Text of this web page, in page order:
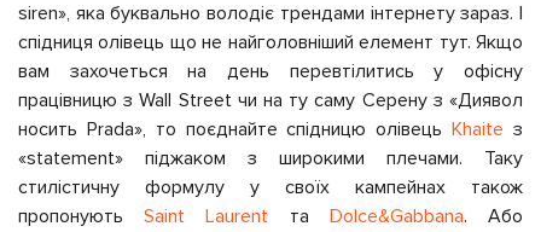
siren», яка буквально володіє трендами інтернету зараз. І
спідниця олівець що не найголовніший елемент тут. Якщо
вам захочеться на день перевтілитись у офісну
працівницю з Wall Street чи на ту саму Серену з «Диявол
носить Prada», то поєднайте спідницю олівецьKhaite з
«statement» піджаком з широкими плечами. Таку
стилістичну формулу у своїх кампейнах також
пропонуютьSaint Laurent та Dolce&Gabbana. Або